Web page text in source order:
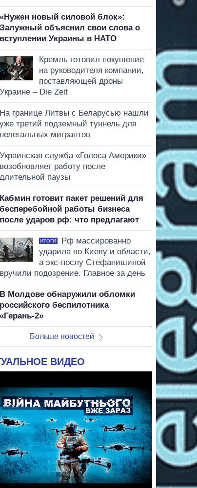
«Нужен новый силовой блок»:
Залужный объяснил свои слова о
вступлении Украины в НАТО
Кремль готовил покушение
на руководителя компании,
поставляющей дроны
Украине – Die Zeit
На границе Литвы с Беларусью нашли
уже третий подземный туннель для
нелегальных мигрантов
Украинская служба «Голоса Америки»
возобновляет работу после
длительной паузы
Кабмин готовит пакет решений для
бесперебойной работы бизнеса
после ударов рф: что предлагают
ИТОГИ
Рф массированно
ударила по Киеву и области,
а экс-послу Стефанишиной
вручили подозрение. Главное за день
В Молдове обнаружили обломки
российского беспилотника
«Герань-2»
Больше новостей
ВИДЕО